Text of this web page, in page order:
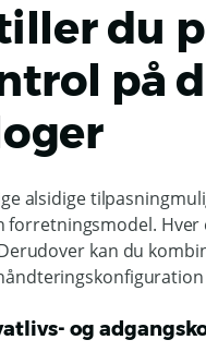
du
på
alsidige
forretningsmodel.
kan du
og